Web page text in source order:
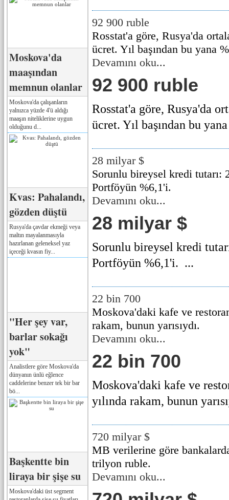
Moskova'da
maaşından
memnun olanlar
Moskova'da çalışanların
yalnızca yüzde 4'ü aldığı
maaşın niteliklerine uygun
olduğunu d...
Kvas: Pahalandı,
gözden düştü
Rusya'da çavdar ekmeği veya
maltın mayalanmasıyla
hazırlanan geleneksel yaz
içeceği kvasın fiy...
"Her şey var,
barlar sokağı
yok"
Analistlere göre Moskova'da
dünyanın ünlü eğlence
caddelerine benzer tek bir bar
bö...
Başkentte bin
liraya bir şişe su
Moskova'daki üst segment
92 900 ruble
Rosstat'a göre, Rusya'da
ücret. Yıl başından bu yana
Devamını oku...
92 900 ruble
Rosstat'a göre, Rusya'da
ücret. Yıl başından bu
28 milyar $
Sorunlu bireysel kredi tutarı:
Portföyün %6,1'i.
Devamını oku...
28 milyar $
Sorunlu bireysel kredi
Portföyün %6,1'i. ...
22 bin 700
Moskova'daki kafe ve
rakam, bunun yarısıydı.
Devamını oku...
22 bin 700
Moskova'daki kafe ve
yılında rakam, bunun
720 milyar $
MB verilerine göre
trilyon ruble.
Devamını oku...